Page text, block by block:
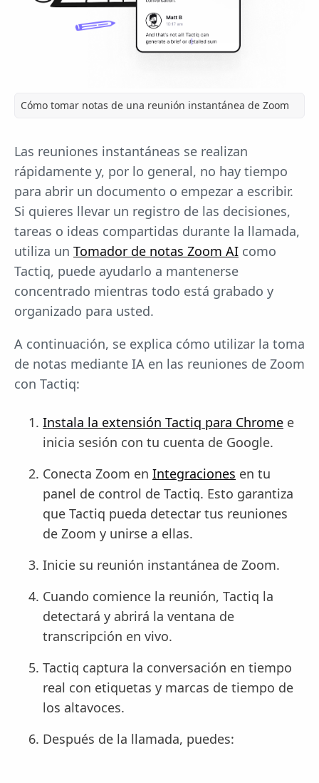
Cómo tomar notas de una reunión instantánea de Zoom
Las reuniones instantáneas se realizan
rápidamente y, por lo general, no hay tiempo
para abrir un documento o empezar a escribir.
Si quieres llevar un registro de las decisiones,
tareas o ideas compartidas durante la llamada,
utiliza un Tomador de notas Zoom AI como
Tactiq, puede ayudarlo a mantenerse
concentrado mientras todo está grabado y
organizado para usted.
A continuación, se explica cómo utilizar la toma
de notas mediante IA en las reuniones de Zoom
con Tactiq:
Instala la extensión Tactiq para Chrome e
inicia sesión con tu cuenta de Google.
Conecta Zoom en Integraciones en tu
panel de control de Tactiq. Esto garantiza
que Tactiq pueda detectar tus reuniones
de Zoom y unirse a ellas.
Inicie su reunión instantánea de Zoom.
Cuando comience la reunión, Tactiq la
detectará y abrirá la ventana de
transcripción en vivo.
Tactiq captura la conversación en tiempo
real con etiquetas y marcas de tiempo de
los altavoces.
Después de la llamada, puedes: